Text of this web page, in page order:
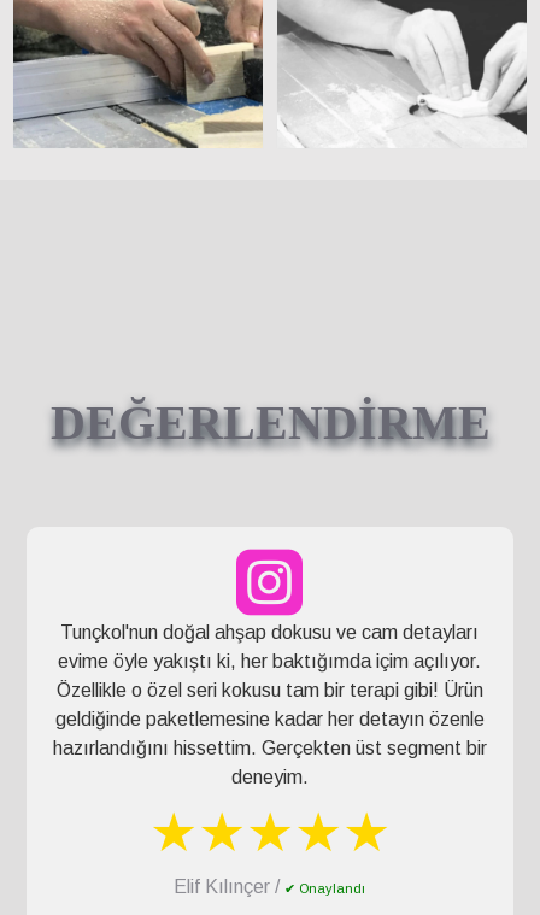
DEĞERLENDİRME
Tunçkol'nun doğal ahşap dokusu ve cam detayları
evime öyle yakıştı ki, her baktığımda içim açılıyor.
Özellikle o özel seri kokusu tam bir terapi gibi! Ürün
geldiğinde paketlemesine kadar her detayın özenle
hazırlandığını hissettim. Gerçekten üst segment bir
deneyim.
★★★★★
Elif Kılınçer / ✔ Onaylandı